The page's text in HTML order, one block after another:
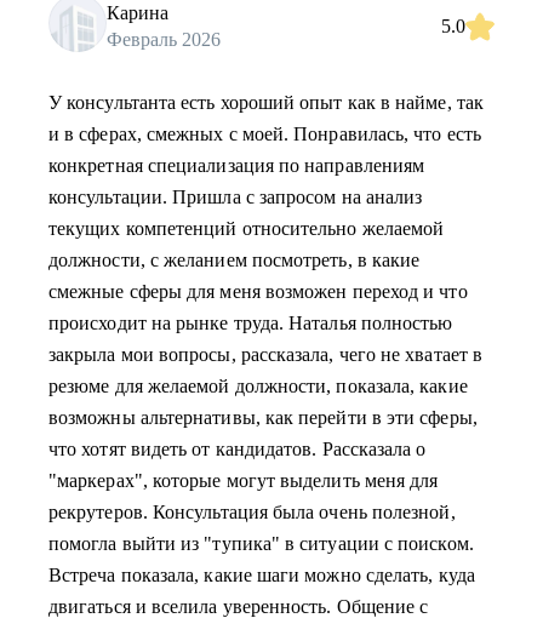
Карина
Февраль 2026
5.0
У консультанта есть хороший опыт как в найме, так
и в сферах, смежных с моей. Понравилась, что есть
конкретная специализация по направлениям
консультации. Пришла с запросом на анализ
текущих компетенций относительно желаемой
должности, с желанием посмотреть, в какие
смежные сферы для меня возможен переход и что
происходит на рынке труда. Наталья полностью
закрыла мои вопросы, рассказала, чего не хватает в
резюме для желаемой должности, показала, какие
возможны альтернативы, как перейти в эти сферы,
что хотят видеть от кандидатов. Рассказала о
"маркерах", которые могут выделить меня для
рекрутеров. Консультация была очень полезной,
помогла выйти из "тупика" в ситуации с поиском.
Встреча показала, какие шаги можно сделать, куда
двигаться и вселила уверенность. Общение с